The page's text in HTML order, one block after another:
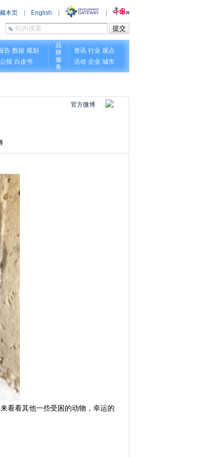
官方微博
看看其他一些受困的动物，幸运的